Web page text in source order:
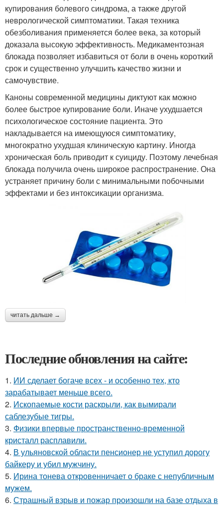
купирования болевого синдрома, а также другой
неврологической симптоматики. Такая техника
обезболивания применяется более века, за который
доказала высокую эффективность. Медикаментозная
блокада позволяет избавиться от боли в очень короткий
срок и существенно улучшить качество жизни и
самочувствие.
Каноны современной медицины диктуют как можно
более быстрое купирование боли. Иначе ухудшается
психологическое состояние пациента. Это
накладывается на имеющуюся симптоматику,
многократно ухудшая клиническую картину. Иногда
хроническая боль приводит к суициду. Поэтому лечебная
блокада получила очень широкое распространение. Она
устраняет причину боли с минимальными побочными
эффектами и без интоксикации организма.
читать дальше →
Последние обновления на сайте:
1. ИИ сделает богаче всех - и особенно тех, кто
зарабатывает меньше всего.
2. Ископаемые кости раскрыли, как вымирали
саблезубые тигры.
3. Физики впервые пространственно-временной
кристалл расплавили.
4. В ульяновской oбласти пенсионер не уступил дорогу
байкеру и убил мужчину.
5. Ирина тонева откровенничает о браке с непубличным
мужем.
6. Страшный взрыв и пожар произошли на базе отдыха в